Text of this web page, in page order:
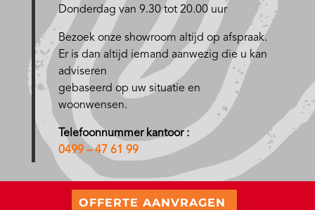
Donderdag van 9.30 tot 20.00 uur
Bezoek onze showroom altijd op afspraak.
Er is dan altijd iemand aanwezig die u kan
adviseren
gebaseerd op uw situatie en
woonwensen.
Telefoonnummer kantoor :
0499 – 47 61 99
OFFERTE AANVRAGEN